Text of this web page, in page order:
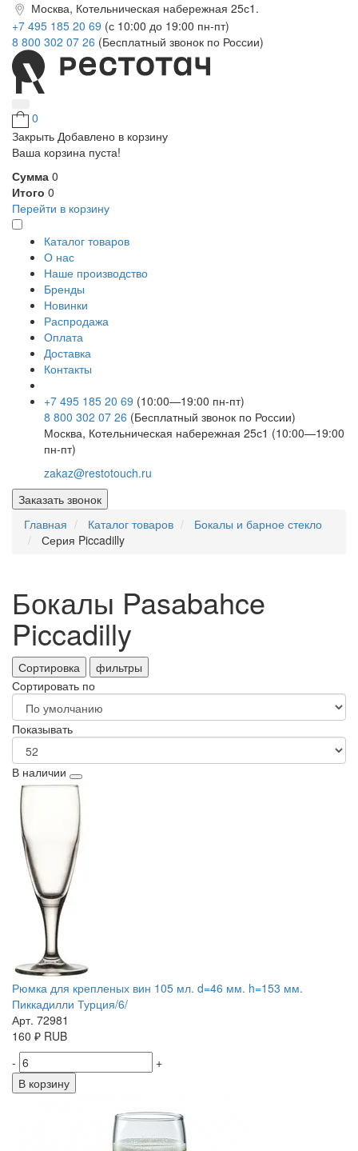
Москва, Котельническая набережная 25с1.
+7 495 185 20 69 (с 10:00 до 19:00 пн-пт)
8 800 302 07 26 (Бесплатный звонок по России)
0
Закрыть Добавлено в корзину
Ваша корзина пуста!
Сумма 0
Итого 0
Перейти в корзину
Каталог товаров
О нас
Наше производство
Бренды
Новинки
Распродажа
Оплата
Доставка
Контакты
+7 495 185 20 69 (10:00—19:00 пн-пт)
8 800 302 07 26 (Бесплатный звонок по России)
Москва, Котельническая набережная 25с1 (10:00—19:00
пн-пт)
zakaz@restotouch.ru
Заказать звонок
Главная
Каталог товаров
Бокалы и барное стекло
Серия Piccadilly
Бокалы Pasabahce
Piccadilly
Сортировка фильтры
Сортировать по
Показывать
В наличии
Рюмка для крепленых вин 105 мл. d=46 мм. h=153 мм.
Пиккадилли Турция/6/
Арт. 72981
160 ₽ RUB
-
+
В корзину